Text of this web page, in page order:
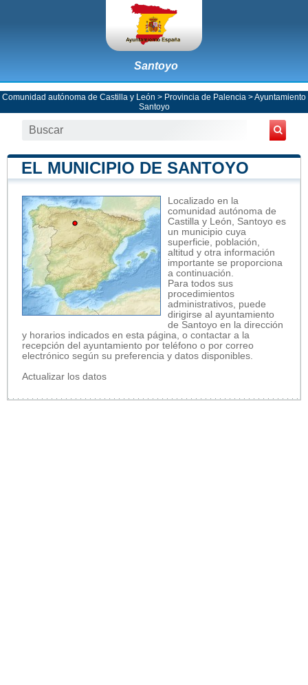
Santoyo
Comunidad autónoma de Castilla y León > Provincia de Palencia >Ayuntamiento
Santoyo
EL MUNICIPIO DE SANTOYO
Localizado en la
comunidad autónoma de
Castilla y León, Santoyo es
un municipio cuya
superficie, población,
altitud y otra información
importante se proporciona
a continuación.
Para todos sus
procedimientos
administrativos, puede
dirigirse al ayuntamiento
de Santoyo en la dirección
y horarios indicados en esta página, o contactar a la
recepción del ayuntamiento por teléfono o por correo
electrónico según su preferencia y datos disponibles.
Actualizar los datos